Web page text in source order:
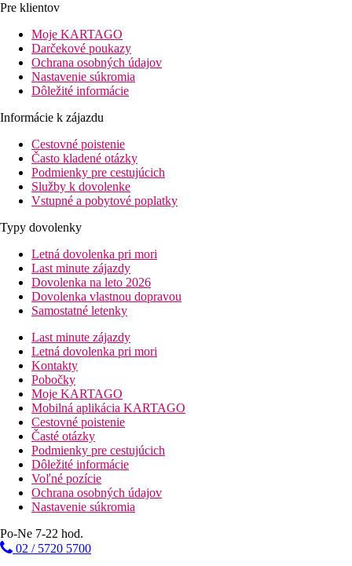
Pre klientov
Moje KARTAGO
Darčekové poukazy
Ochrana osobných údajov
Nastavenie súkromia
Dôležité informácie
Informácie k zájazdu
Cestovné poistenie
Často kladené otázky
Podmienky pre cestujúcich
Služby k dovolenke
Vstupné a pobytové poplatky
Typy dovolenky
Letná dovolenka pri mori
Last minute zájazdy
Dovolenka na leto 2026
Dovolenka vlastnou dopravou
Samostatné letenky
Last minute zájazdy
Letná dovolenka pri mori
Kontakty
Pobočky
Moje KARTAGO
Mobilná aplikácia KARTAGO
Cestovné poistenie
Časté otázky
Podmienky pre cestujúcich
Dôležité informácie
Voľné pozície
Ochrana osobných údajov
Nastavenie súkromia
Po-Ne 7-22 hod.
02 / 5720 5700